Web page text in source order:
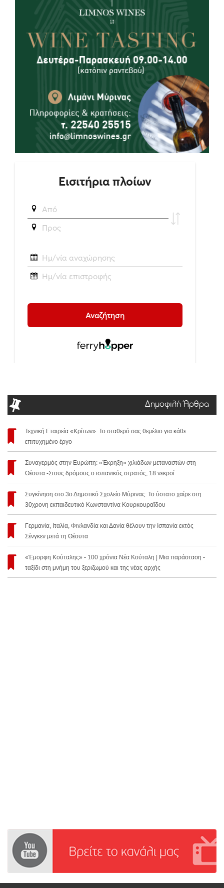
Δημοφιλή Άρθρα
Τεχνική Εταιρεία «Κρίτων»: Το σταθερό σας θεμέλιο για κάθε
επιτυχημένο έργο
Συναγερμός στην Ευρώπη: «Έκρηξη» χιλιάδων μεταναστών στη
Θέουτα -Στους δρόμους ο ισπανικός στρατός, 18 νεκροί
Συγκίνηση στο 3ο Δημοτικό Σχολείο Μύρινας: Το ύστατο χαίρε στη
30χρονη εκπαιδευτικό Κωνσταντίνα Κουρκουραΐδου
Γερμανία, Ιταλία, Φινλανδία και Δανία θέλουν την Ισπανία εκτός
Σένγκεν μετά τη Θέουτα
«Έμορφη Κούταλης» - 100 χρόνια Νέα Κούταλη | Μια παράσταση -
ταξίδι στη μνήμη του ξεριζωμού και της νέας αρχής